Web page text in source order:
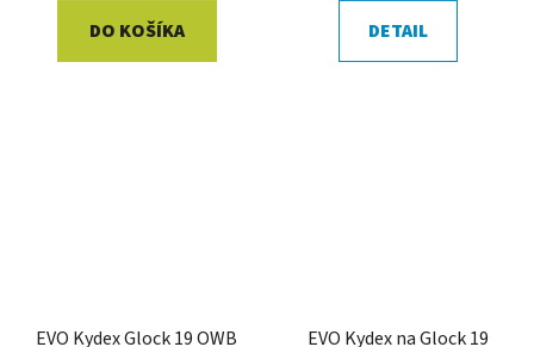
DO KOŠÍKA DETAIL
EVO Kydex Glock 19 OWB
EVO Kydex na Glock 19